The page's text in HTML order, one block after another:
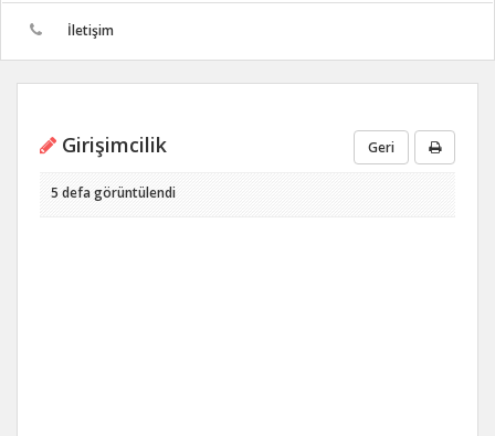
İletişim
Girişimcilik Geri
5 defa görüntülendi